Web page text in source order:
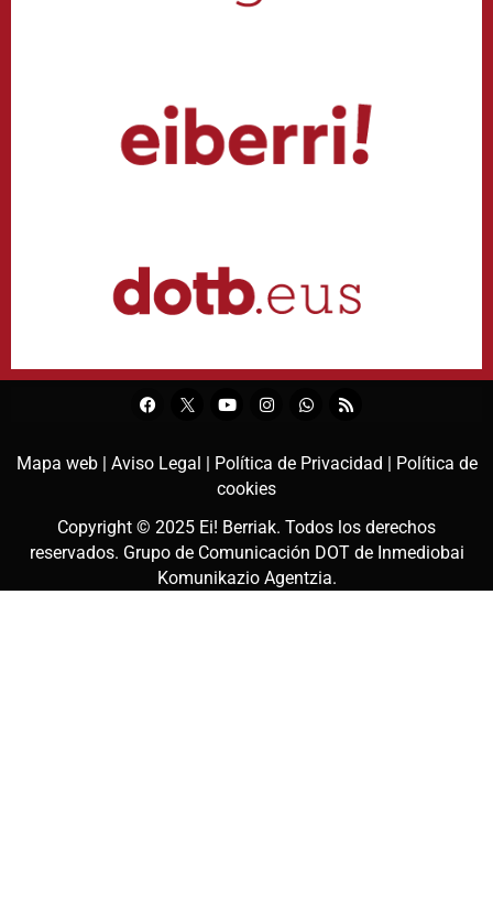
Mapa web | Aviso Legal | Política de Privacidad |
Política de
cookies
Copyright © 2025 Ei! Berriak. Todos los derechos
reservados. Grupo de Comunicación DOT de Inmediobai
Komunikazio Agentzia.